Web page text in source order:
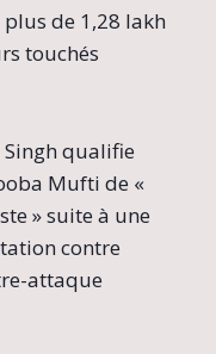
de 1,28 lakh
touchés
qualifie
Mufti de «
» suite à une
contre
attaque